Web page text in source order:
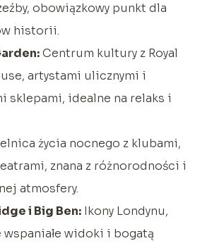
obowiązkowy punkt dla
historii.
Centrum kultury z Royal
artystami ulicznymi i
sklepami, idealne na relaks i
życia nocnego z klubami,
znana z różnorodności i
atmosfery.
i Big Ben:Ikony Londynu,
widoki i bogatą